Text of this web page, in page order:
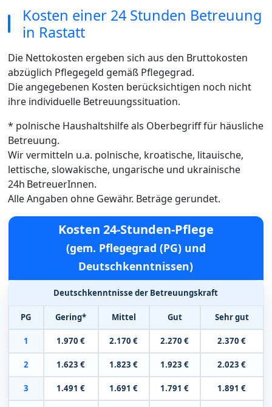
Kosten einer 24 Stunden Betreuung
in Rastatt
Die Nettokosten ergeben sich aus den Bruttokosten
abzüglich Pflegegeld gemäß Pflegegrad.
Die angegebenen Kosten berücksichtigen noch nicht
ihre individuelle Betreuungssituation.
* polnische Haushaltshilfe als Oberbegriff für häusliche
Betreuung.
Wir vermitteln u.a. polnische, kroatische, litauische,
lettische, slowakische, ungarische und ukrainische
24h BetreuerInnen.
Alle Angaben ohne Gewähr. Beträge gerundet.
Kosten 24-Stunden-Pflege
(gem. Pflegegrad (PG) und
Deutschkenntnissen)
Deutschkenntnisse der Betreuungskraft
PG Gering* Mittel Gut Sehr gut
1 1.970 € 2.170 € 2.270 € 2.370 €
2 1.623 € 1.823 € 1.923 € 2.023 €
3 1.491 € 1.691 € 1.791 € 1.891 €